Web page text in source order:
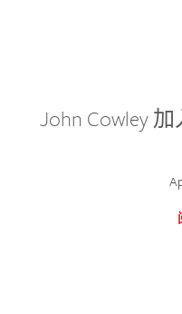
John Cowley